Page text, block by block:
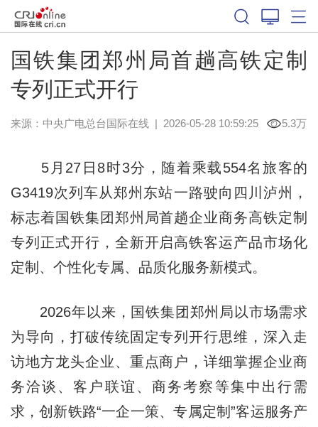
国铁集团郑州局首趟高铁定制
专列正式开行
来源：中央广电总台国际在线| 2026-05-28 10:59:25 5.3万
5月27日8时3分，随着乘载554名旅客的
G3419次列车从郑州东站一路驶向四川泸州，
标志着国铁集团郑州局首趟企业商务高铁定制
专列正式开行，全新开启高铁客运产品市场化
定制、个性化专属、品质化服务新模式。
2026年以来，国铁集团郑州局以市场需求
为导向，打破传统固定专列开行思维，深入走
访地方龙头企业、重点商户，详细掌握企业商
务洽谈、客户联谊、商务考察等集中出行需
求，创新铁路“一企一策、专属定制”客运服务产